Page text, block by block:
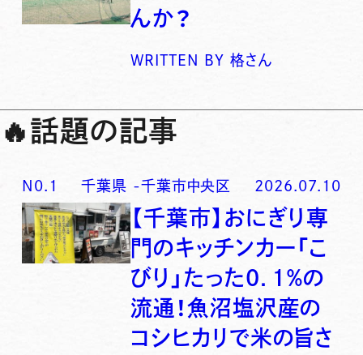
んか？
WRITTEN BY 格さん
🔥話題の記事
N0. 1 千葉県 -千葉市中央区 2026.07.10
【千葉市】おにぎり専
門のキッチンカー「こ
びり」たった0．1％の
流通！魚沼塩沢産の
コシヒカリで米の旨さ